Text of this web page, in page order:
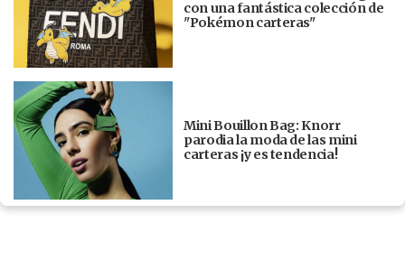
con una fantástica colección de
"Pokémon carteras"
Mini Bouillon Bag: Knorr
parodia la moda de las mini
carteras ¡y es tendencia!